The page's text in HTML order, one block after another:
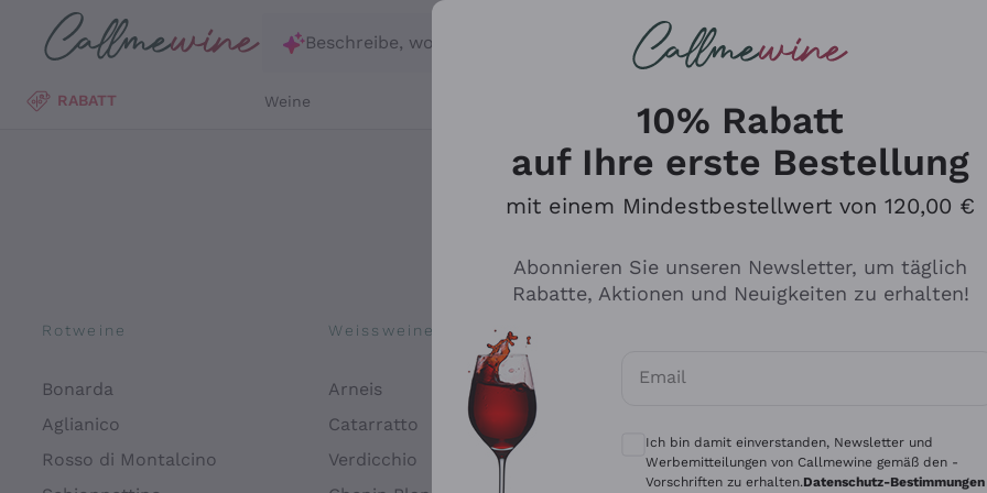
Zum Hauptinhalt springen
Beschreibe, wonach du suchst
RABATT Weine
Rotweine
Bonarda
Aglianico
Rosso di Montalcino
Weissweine
Arneis
Catarratto
Verdicchio
Tenuta San Leonardo
Alessandra Divella
Für
10% Rabatt
auf Ihre erste Bestellung
mit einem Mindestbestellwert von 120,00 €
Abonnieren Sie unseren Newsletter, um täglich
Rabatte, Aktionen und Neuigkeiten zu erhalten!
Email
Optionale Einwilligungen zum Erhalt von
Ich bin damit einverstanden, Newsletter und
Werbemitteilungen von Callmewine gemäß den -
Vorschriften zu erhalten.Datenschutz-Bestimmungen